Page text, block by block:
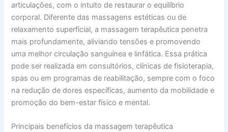
articulações, com o intuito de restaurar o equilíbrio
corporal. Diferente das massagens estéticas ou de
relaxamento superficial, a massagem terapêutica penetra
mais profundamente, aliviando tensões e promovendo
uma melhor circulação sanguínea e linfática. Essa prática
pode ser realizada em consultórios, clínicas de fisioterapia,
spas ou em programas de reabilitação, sempre com o foco
na redução de dores específicas, aumento da mobilidade e
promoção do bem-estar físico e mental.
Principais benefícios da massagem terapêutica